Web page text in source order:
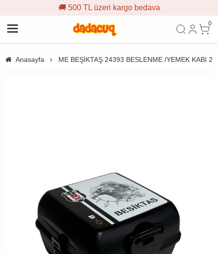
🚚 500 TL üzeri kargo bedava
0
Anasayfa ME BEŞİKTAŞ 24393 BESLENME /YEMEK KABI 2